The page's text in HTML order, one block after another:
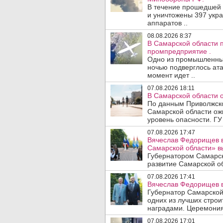
В течение
и уничтожены 397
аппаратов ..
08.08.2026 8:37
В Самарской области
промпредприятие .
Одно из
ночью подверглось
момент идет ..
07.08.2026 18:11
В Самарской области
По данным
Самарской области
уровень опасности.
07.08.2026 17:47
Вячеслав Федорищев
Самарской области»
Губернатором
развитие Самарской
07.08.2026 17:41
Вячеслав Федорищев
Губернатор
одних из лучших
наградами.
07.08.2026 17:01